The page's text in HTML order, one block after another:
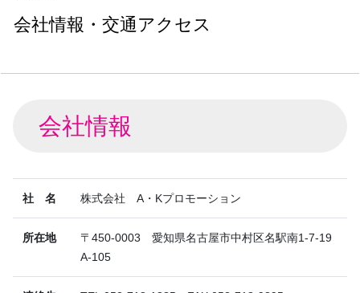
会社情報・交通アクセス
会社情報
社 名 株式会社 A・Kプロモーション
所在地
〒450-0003 愛知県名古屋市中村区名駅南1-7-19
A-105